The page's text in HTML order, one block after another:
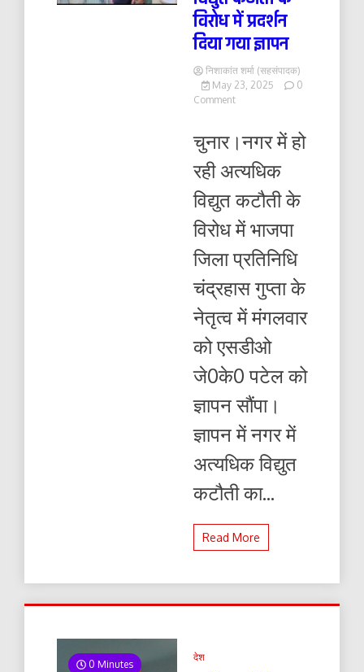
विरोध में प्रदर्शन
दिया गया ज्ञापन
निशाकांत शर्मा (सहसंपादक)
May 23, 2025
0
Commenton
में
दिया
गया
ज्ञापन
चुनार।नगर में हो
रही अत्यधिक
विद्युत कटौती के
विरोध में भाजपा
जिला प्रतिनिधि
चंद्रहास गुप्ता के
नेतृत्व में मंगलवार
को एसडीओ
जे0के0 पटेल को
ज्ञापन सौंपा।
ज्ञापन में नगर में
अत्यधिक विद्युत
कटौती का...
Read More
0 Minutes
देश